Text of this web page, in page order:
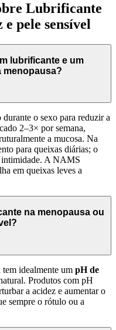
Lubrificante
pele sensível
lubrificante e um
menopausa?
durante o sexo para reduzir a
2–3× por semana,
a mucosa. Na
para queixas diárias; o
intimidade. A NAMS
em queixas leves a
na menopausa ou
idealmente um pH de
Produtos com pH
a acidez e aumentar o
sempre o rótulo ou a